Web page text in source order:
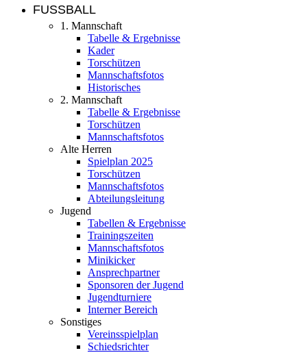
FUSSBALL
1. Mannschaft
Tabelle & Ergebnisse
Kader
Torschützen
Mannschaftsfotos
Historisches
2. Mannschaft
Tabelle & Ergebnisse
Torschützen
Mannschaftsfotos
Alte Herren
Spielplan 2025
Torschützen
Mannschaftsfotos
Abteilungsleitung
Jugend
Tabellen & Ergebnisse
Trainingszeiten
Mannschaftsfotos
Minikicker
Ansprechpartner
Sponsoren der Jugend
Jugendturniere
Interner Bereich
Sonstiges
Vereinsspielplan
Schiedsrichter